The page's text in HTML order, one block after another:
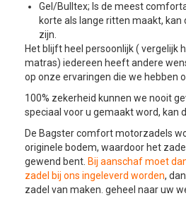
Gel/Bulltex; Is de meest
korte als lange ritten maakt, kan
zijn.
Het blijft heel persoonlijk ( vergelijk
matras) iedereen heeft andere
op onze ervaringen die we hebben
100% zekerheid kunnen we nooit
speciaal voor u gemaakt word, kan
De Bagster comfort motorzadels
originele bodem, waardoor het
gewend bent. Bij aanschaf moet
zadel bij ons ingeleverd worden,
zadel van maken. geheel naar uw